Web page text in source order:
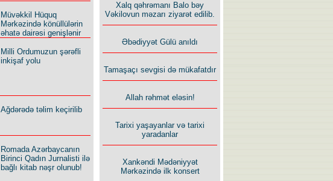
Müvəkkil Hüquq
Mərkəzində könüllülərin
əhatə dairəsi genişlənir
Milli Ordumuzun şərəfli
inkişaf yolu
Ağdərədə təlim keçirilib
Romada Azərbaycanın
Birinci Qadın Jurnalisti ilə
bağlı kitab nəşr olunub!
Xalq qəhrəmanı Balo bəy
Vəkilovun məzarı ziyarət edilib.
Əbədiyyət Gülü anıldı
Tamaşaçı sevgisi də mükafatdır
Allah rəhmət eləsin!
Tarixi yaşayanlar və tarixi
yaradanlar
Xankəndi Mədəniyyət
Mərkəzində ilk konsert